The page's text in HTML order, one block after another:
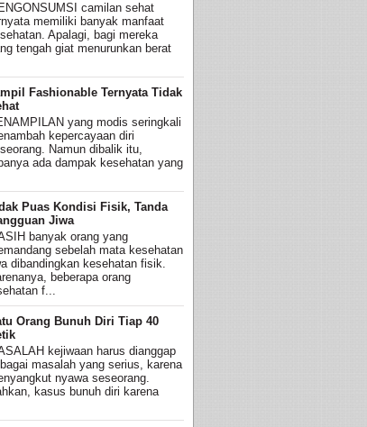
camilan sehat
memiliki banyak manfaat
Apalagi, bagi mereka
tengah giat menurunkan berat
Fashionable Ternyata Tidak
yang modis seringkali
kepercayaan diri
Namun dibalik itu,
ada dampak kesehatan yang
Puas Kondisi Fisik, Tanda
Jiwa
banyak orang yang
sebelah mata kesehatan
dibandingkan kesehatan fisik.
beberapa orang
f...
Orang Bunuh Diri Tiap 40
kejiwaan harus dianggap
masalah yang serius, karena
nyawa seseorang.
kasus bunuh diri karena